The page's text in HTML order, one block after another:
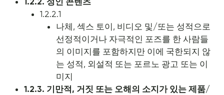
1.2.2.1
나체, 섹스 토이, 비디오 및/또는 성적으로
선정적이거나 자극적인 포즈를 한 사람들
의 이미지를 포함하지만 이에 국한되지 않
는 성적, 외설적 또는 포르노 광고 또는 이
미지
1.2.3. 기만적, 거짓 또는 오해의 소지가 있는 제품/